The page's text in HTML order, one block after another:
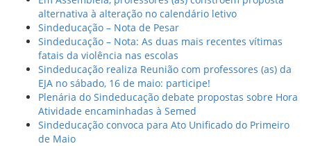
alternativa à alteração no calendário letivo
Sindeducação – Nota de Pesar
Sindeducação – Nota: As duas mais recentes vítimas
fatais da violência nas escolas
Sindeducação realiza Reunião com professores (as) da
EJA no sábado, 16 de maio: participe!
Plenária do Sindeducação debate propostas sobre Hora
Atividade encaminhadas à Semed
Sindeducação convoca para Ato Unificado do Primeiro
de Maio